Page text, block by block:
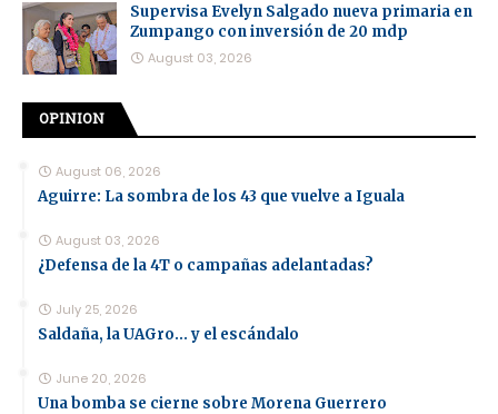
Supervisa Evelyn Salgado nueva primaria en
Zumpango con inversión de 20 mdp
August 03, 2026
OPINION
August 06, 2026
Aguirre: La sombra de los 43 que vuelve a Iguala
August 03, 2026
¿Defensa de la 4T o campañas adelantadas?
July 25, 2026
Saldaña, la UAGro... y el escándalo
June 20, 2026
Una bomba se cierne sobre Morena Guerrero